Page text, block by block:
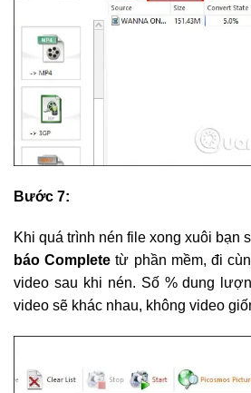
Bước 7:
Khi quá trình nén file xong xuôi bạn
báo Completetừ phần mềm, đi
video sau khi nén. Số % dung
video sẽ khác nhau, không video